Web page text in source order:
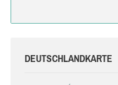
DEUTSCHLANDKARTE